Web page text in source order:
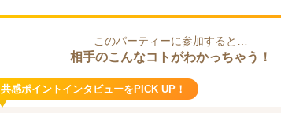
このパーティーに参加すると…
相手のこんなコトがわかっちゃう！
共感ポイントインタビューをPICK UP！